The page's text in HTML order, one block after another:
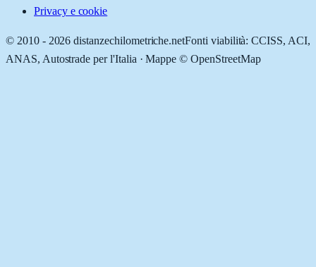
Privacy e cookie
© 2010 - 2026 distanzechilometriche.netFonti viabilità: CCISS, ACI,
ANAS, Autostrade per l'Italia · Mappe © OpenStreetMap